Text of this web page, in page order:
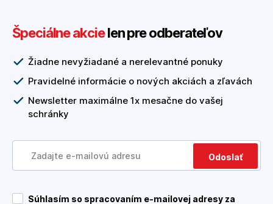
Špeciálne akcielen pre odberateľov
Žiadne nevyžiadané a nerelevantné ponuky
Pravidelné informácie o nových akciách a zľavách
Newsletter maximálne 1x mesačne do vašej
schránky
Odoslať
Súhlasím so spracovaním e-mailovej adresy za